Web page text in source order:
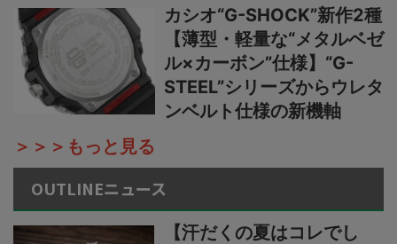
カシオ“G-SHOCK”新作2種
【薄型・軽量な“メタルベゼ
ル×カーボン”仕様】“G-
STEEL”シリーズからウレタ
ンベルト仕様の新機軸
＞＞＞もっと見る
OUTLINEニュース
【汗だくの夏はコレでし